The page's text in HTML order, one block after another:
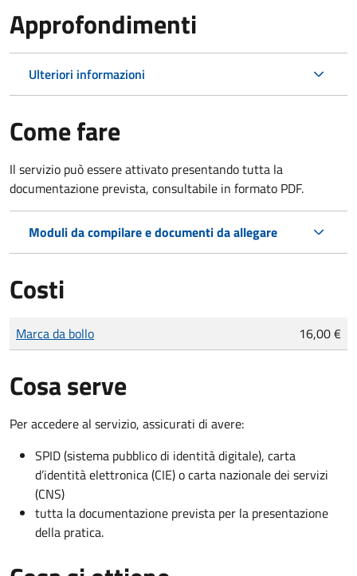
Approfondimenti
Ulteriori informazioni
Come fare
Il servizio può essere attivato presentando tutta la
documentazione prevista, consultabile in formato PDF.
Moduli da compilare e documenti da allegare
Costi
Tipo di pagamento
Importo
Marca da bollo 16,00 €
Cosa serve
Per accedere al servizio, assicurati di avere:
SPID (sistema pubblico di identità digitale), carta
d’identità elettronica (CIE) o carta nazionale dei servizi
(CNS)
tutta la documentazione prevista per la presentazione
della pratica.